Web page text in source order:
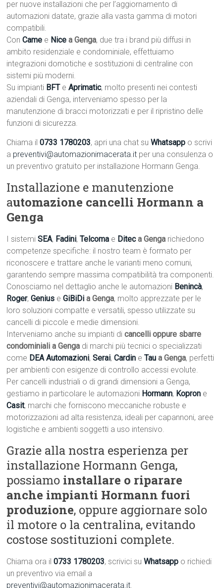
per nuove installazioni che per l’aggiornamento di
automazioni datate, grazie alla vasta gamma di motori
compatibili.
ConCame e Nice a Genga, due tra i brand più diffusi in
ambito residenziale e condominiale, effettuiamo
integrazioni domotiche e sostituzioni di centraline con
sistemi più moderni.
Su impianti BFT eAprimatic, molto presenti nei contesti
aziendali di Genga, interveniamo spesso per la
manutenzione di bracci motorizzati e per il ripristino delle
funzioni di sicurezza.
Chiama il0733 1780203, apri una chat suWhatsapp o scrivi
a preventivi@automazionimacerata.it per una consulenza o
un preventivo gratuito per installazione Hormann Genga.
Installazione e manutenzione
automazione cancelli Hormann a
Genga
I sistemiSEA, Fadini,Telcoma e Diteca Genga richiedono
competenze specifiche: il nostro team è formato per
riconoscere e trattare anche le varianti meno comuni,
garantendo sempre massima compatibilità tra componenti.
Conosciamo nel dettaglio anche le automazioni Benincà,
Roger,Genius eGiBiDi a Genga, molto apprezzate per le
loro soluzioni compatte e versatili, spesso utilizzate su
cancelli di piccole e medie dimensioni.
Interveniamo anche su impianti dicancelli oppure sbarre
condominiali a Genga di marchi più tecnici o specializzati
come DEA Automazioni,Serai,Cardin eTau a Genga, perfetti
per ambienti con esigenze di controllo accessi evolute.
Per cancelli industriali o di grandi dimensioni a Genga,
gestiamo in particolare le automazioni Hormann, Kopron e
Casit, marchi che forniscono meccaniche robuste e
motorizzazioni ad alta resistenza, ideali per capannoni, aree
logistiche e ambienti soggetti a uso intensivo.
Grazie alla nostra esperienza per
installazione Hormann Genga,
possiamo installare o riparare
anche impianti Hormann fuori
produzione, oppure aggiornare solo
il motore o la centralina, evitando
costose sostituzioni complete.
Chiama ora il0733 1780203, scrivici suWhatsapp o richiedi
un preventivo via email a
preventivi@automazionimacerata.it.